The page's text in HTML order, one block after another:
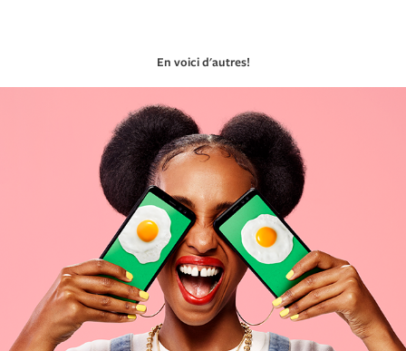
En voici d'autres!
FIZZ - BRAND LAUNCHING